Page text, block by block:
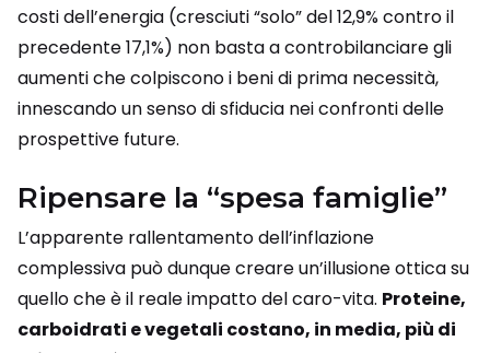
costi dell’energia (cresciuti “solo” del 12,9% contro il
precedente 17,1%) non basta a controbilanciare gli
aumenti che colpiscono i beni di prima necessità,
innescando un senso di sfiducia nei confronti delle
prospettive future.
Ripensare la “spesa famiglie”
L’apparente rallentamento dell’inflazione
complessiva può dunque creare un’illusione ottica su
quello che è il reale impatto del caro-vita. Proteine,
carboidrati e vegetali costano, in media, più di